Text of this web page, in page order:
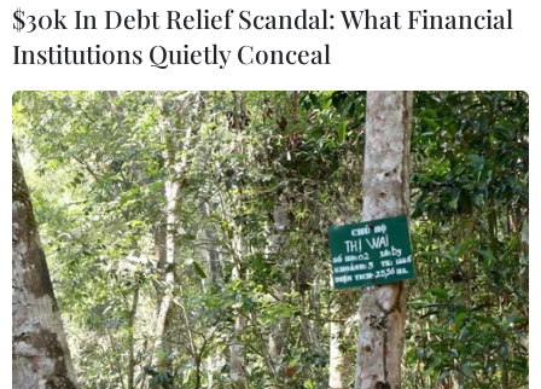
Bộ trưởng Bộ Kế hoạch và Đầu tư chủ trì và phát biểu tại hội
nghị. (Ảnh: Danh Lam/TTXVN)
Chiều 7/9, tại Hà Nội, Bộ Kế hoạch Đầu tư và
Ngân hàng nhà nước Việt Nam phối hợp với
$30k In Debt Relief Scandal: What Financial
Institutions Quietly Conceal